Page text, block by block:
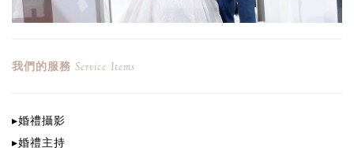
我們的服務 Service Items
▸婚禮攝影
▸婚禮主持